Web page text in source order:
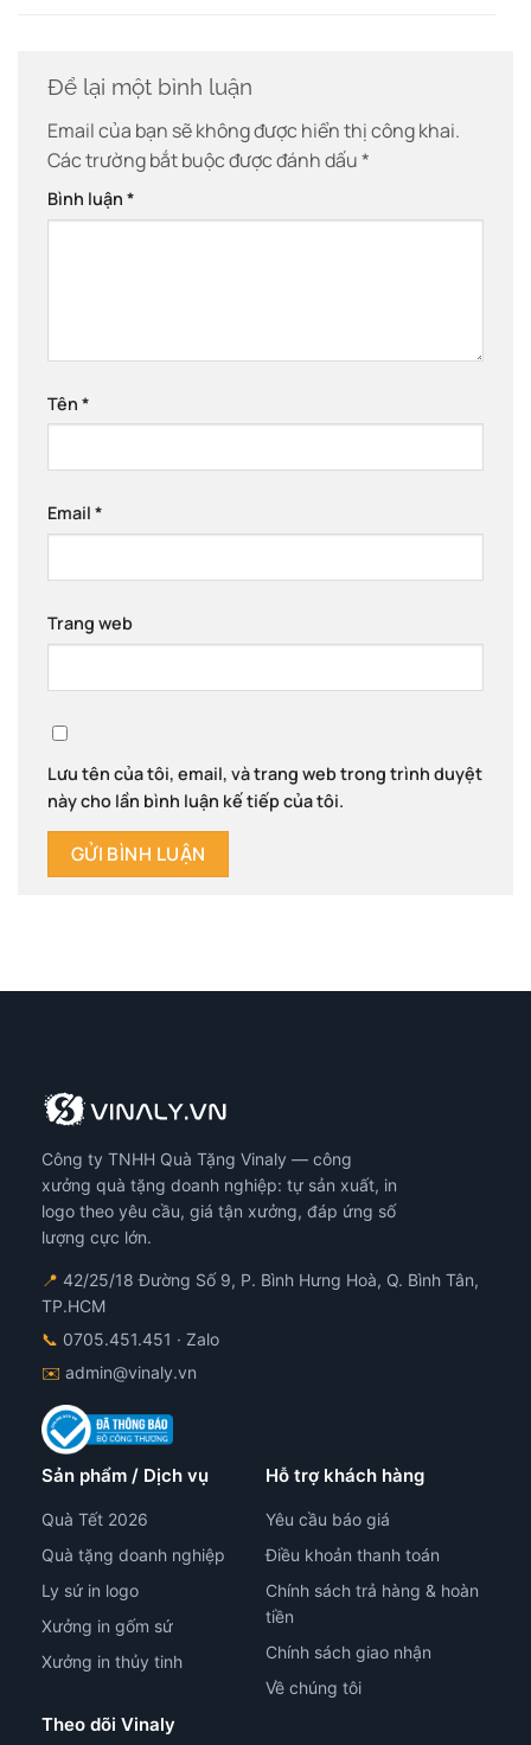
Để lại một bình luận
Email của bạn sẽ không được hiển thị công khai.
Các trường bắt buộc được đánh dấu*
Bình luận *
Tên *
Email *
Trang web
Lưu tên của tôi, email, và trang web trong trình duyệt
này cho lần bình luận kế tiếp của tôi.
Công ty TNHH Quà Tặng Vinaly — công
xưởng quà tặng doanh nghiệp: tự sản xuất, in
logo theo yêu cầu, giá tận xưởng, đáp ứng số
lượng cực lớn.
📍 42/25/18 Đường Số 9, P. Bình Hưng Hoà, Q. Bình Tân,
TP.HCM
📞 0705.451.451 · Zalo
✉️ admin@vinaly.vn
Sản phẩm / Dịch vụ
Quà Tết 2026
Quà tặng doanh nghiệp
Ly sứ in logo
Xưởng in gốm sứ
Xưởng in thủy tinh
Hỗ trợ khách hàng
Yêu cầu báo giá
Điều khoản thanh toán
Chính sách trả hàng & hoàn
tiền
Chính sách giao nhận
Về chúng tôi
Theo dõi Vinaly